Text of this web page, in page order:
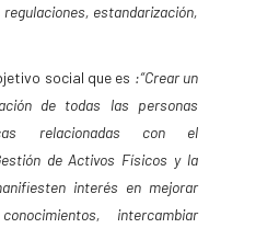
regulaciones, estandarización,
social que es :“Crear un
de todas las personas
relacionadas con el
de Activos Físicos y la
interés en mejorar
intercambiar